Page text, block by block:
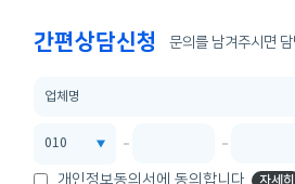
간편상담신청 문의를 남겨주시면
개인정보동의서에 동의합니다. 자세히